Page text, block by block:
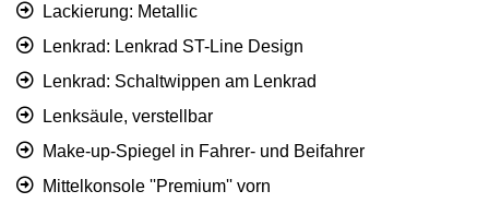
Lackierung: Metallic
Lenkrad: Lenkrad ST-Line Design
Lenkrad: Schaltwippen am Lenkrad
Lenksäule, verstellbar
Make-up-Spiegel in Fahrer- und Beifahrer
Mittelkonsole ''Premium'' vorn